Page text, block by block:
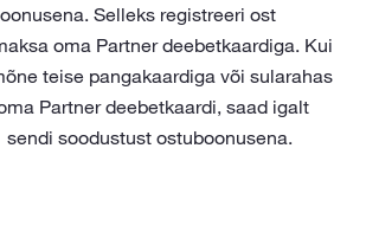
Selleks registreeri ost
oma Partner deebetkaardiga. Kui
teise pangakaardiga või sularahas
Partner deebetkaardi, saad igalt
soodustust ostuboonusena.